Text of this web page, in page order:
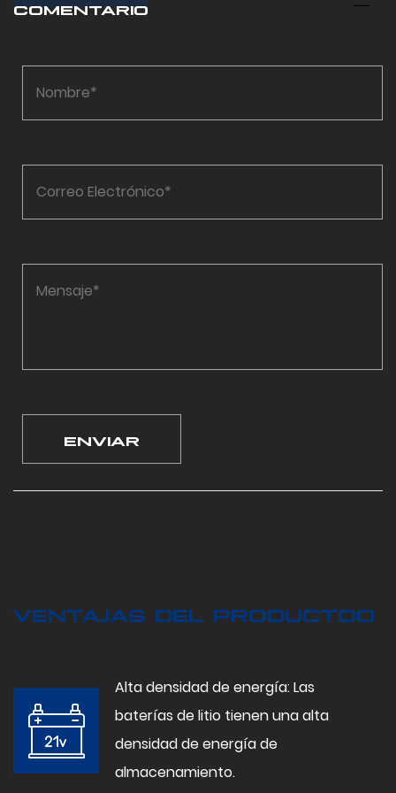
COMENTARIO
VENTAJAS DEL PRODUCTOO
Alta densidad de energía: Las
baterías de litio tienen una alta
densidad de energía de
almacenamiento.